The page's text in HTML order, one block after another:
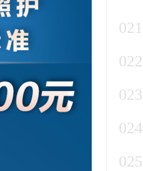
021
022
023
024
025